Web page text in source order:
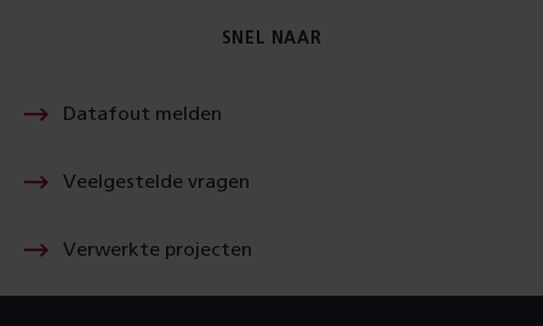
SNEL NAAR
Datafout melden
Veelgestelde vragen
Verwerkte projecten